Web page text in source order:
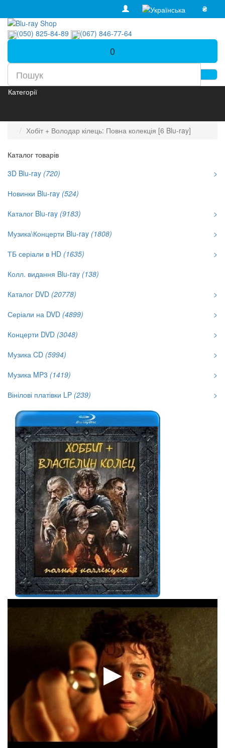
₴
(050) 825-84-89 (067) 846-77-64
0
Категорії
Хобіт + Володар кілець: Повна колекція [6 Blu-ray]
Каталог товарів
3D Blu-ray (720)
>
Новинки Blu-ray (524)
Каталог Blu-ray (9183)
>
Музика\Концерти Blu-ray (1808)
>
ТБ серіали в HD (1635)
>
Колл. видання Blu-ray (138)
Каталог DVD (20778)
>
Серіали на DVD (4899)
>
Концерти DVD (3048)
>
Музика CD (5994)
>
Музика MP3 (1419)
>
Вінілові платівки LP (239) >